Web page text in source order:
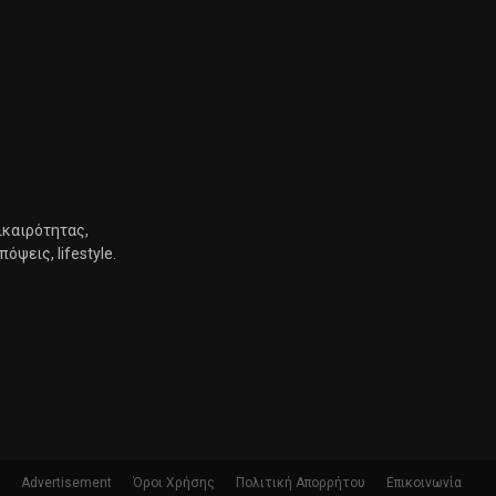
lifestyle.
Advertisement Όροι Χρήσης Πολιτική Απορρήτου Επικοινωνία